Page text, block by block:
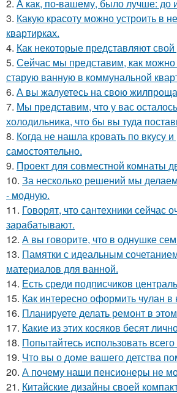
2. А как, по-вашему, было лучше: до
3. Какую красоту можно устроить в
квартирках.
4. Как некоторые представляют
5. Сейчас мы представим, как
старую ванную в коммунальной
6. А вы жалуетесь на свою
7. Мы представим, что у вас
холодильника, что бы вы туда
8. Когда не нашла кровать по вкусу
самостоятельно.
9. Проект для совместной комнаты
10. За несколько решений мы
- модную.
11. Говорят, что сантехники сейчас
зарабатывают.
12. А вы говорите, что в однушке
13. Памятки с идеальным
материалов для ванной.
14. Есть среди подписчиков
15. Как интересно оформить чулан в
16. Планируете делать ремонт в
17. Какие из этих косяков бесят
18. Попытайтесь использовать
19. Что вы о доме вашего детства
20. А почему наши пенсионеры не
21. Китайские дизайны своей